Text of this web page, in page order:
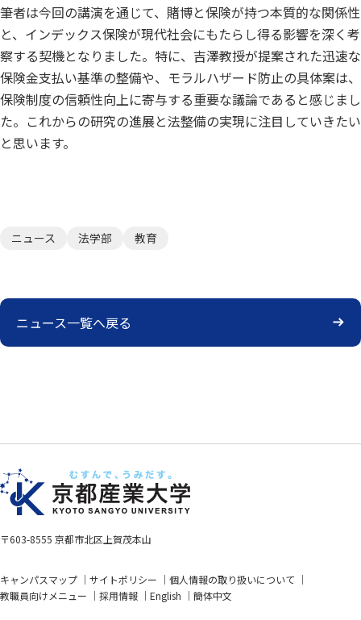
筆者は今回の講演を通じて、賭博と保険が持つ本質的な関係性
と、インデックス保険が現代社会にもたらし得る影響を深く考
察する契機となりました。特に、吉澤教授が提案された迅速な
保険金支払い基準の整備や、モラルハザード防止の具体案は、
保険制度の信頼性向上に寄与する重要な議論であると感じまし
た。これからの研究の進展と法整備の実現に注目していきたい
と思います。
ニュース 法学部 教育
ニュース一覧へ戻る
〒603-8555 京都市北区上賀茂本山
キャンパスマップ サイトポリシー
個人情報の取り扱いについて
教職員向けメニュー
採用情報 English 簡体中文